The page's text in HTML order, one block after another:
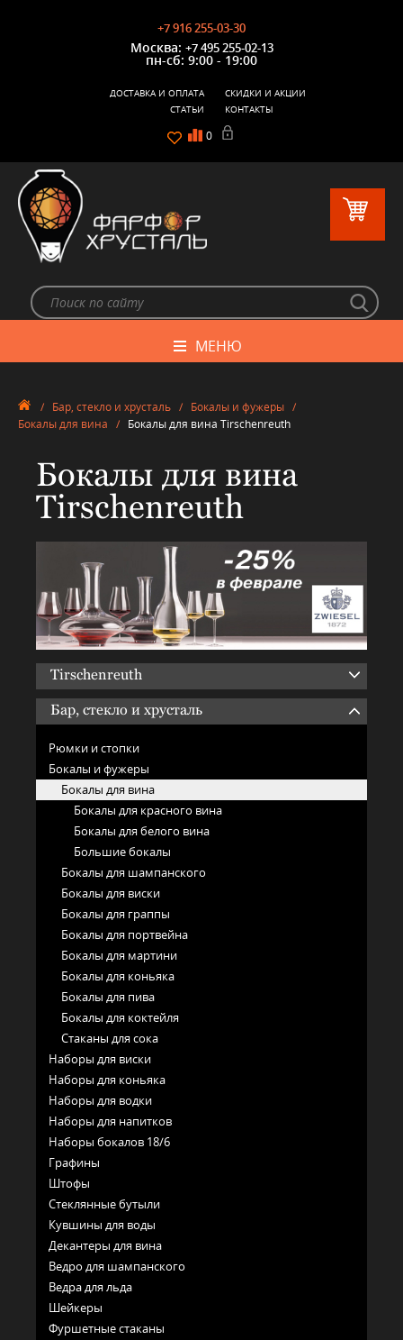
+7 916 255-03-30
Москва: +7 495 255-02-13
пн-сб: 9:00 - 19:00
0
ДОСТАВКА И ОПЛАТА
СКИДКИ И АКЦИИ
СТАТЬИ
КОНТАКТЫ
МЕНЮ
/ Бар, стекло и хрусталь / Бокалы и фужеры /
Бокалы для вина / Бокалы для вина Tirschenreuth
Бокалы для вина
Tirschenreuth
Tirschenreuth
Бар, стекло и хрусталь
Рюмки и стопки
Бокалы и фужеры
Бокалы для вина
Бокалы для красного вина
Бокалы для белого вина
Большие бокалы
Бокалы для шампанского
Бокалы для виски
Бокалы для граппы
Бокалы для портвейна
Бокалы для мартини
Бокалы для коньяка
Бокалы для пива
Бокалы для коктейля
Стаканы для сока
Наборы для виски
Наборы для коньяка
Наборы для водки
Наборы для напитков
Наборы бокалов 18/6
Графины
Штофы
Стеклянные бутыли
Кувшины для воды
Декантеры для вина
Ведро для шампанского
Ведра для льда
Шейкеры
Фуршетные стаканы